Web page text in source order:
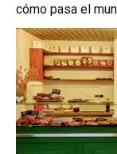
cómo pasa el